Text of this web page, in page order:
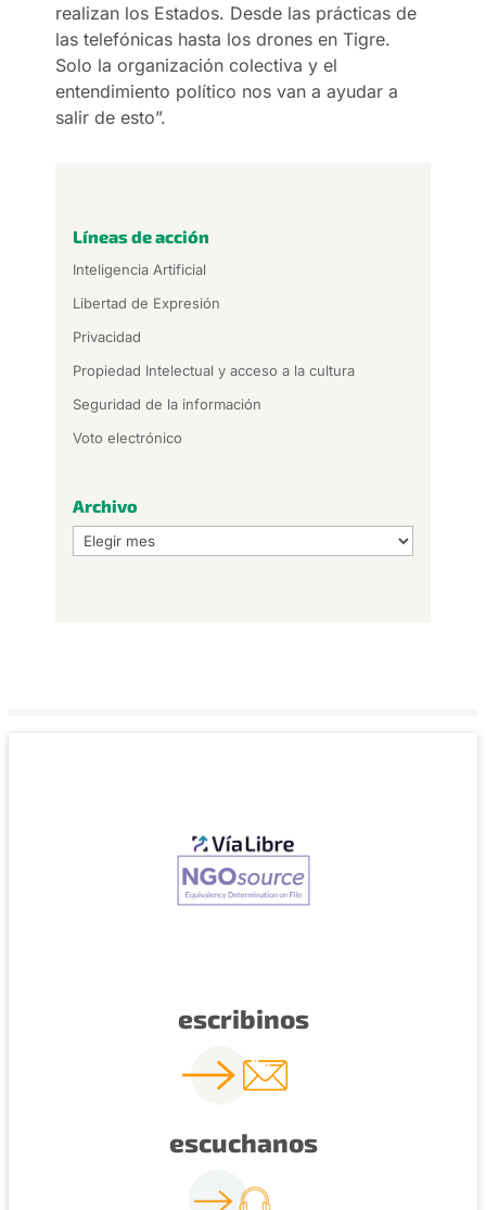
realizan los Estados. Desde las prácticas de
las telefónicas hasta los drones en Tigre.
Solo la organización colectiva y el
entendimiento político nos van a ayudar a
salir de esto”.
Líneas de acción
Inteligencia Artificial
Libertad de Expresión
Privacidad
Propiedad Intelectual y acceso a la cultura
Seguridad de la información
Voto electrónico
Archivo
Archivo
escribinos
escuchanos